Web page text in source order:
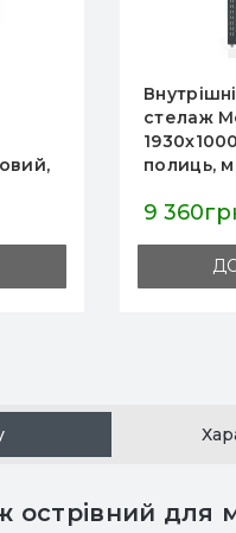
Внутрішній
стелаж Modern
1930х1000х300
полиць, метал,
9 360грн 10
ДО
острівний для